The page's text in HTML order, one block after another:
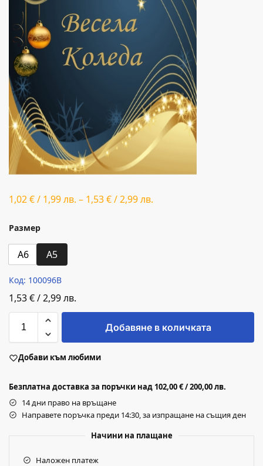
1,02€/ 1,99лв. – 1,53€/2,99лв.
Размер
A6 A5
Код: 100096B
1,53€/2,99лв.
Добавяне в количката
Добави към любими
Безплатна доставка за поръчки над 102,00 € / 200,00 лв.
14 дни право на връщане
Направете поръчка преди 14:30, за изпращане на същия ден
Начини на плащане
Наложен платеж